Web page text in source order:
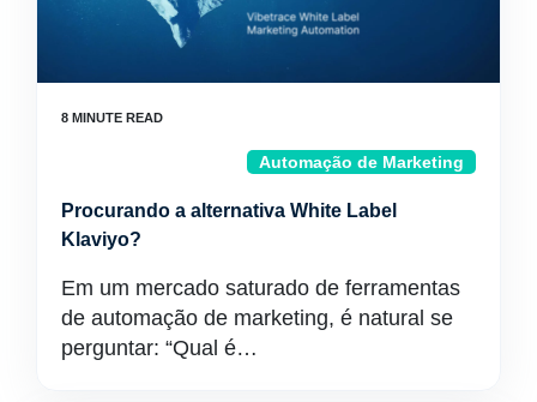
Automação de Marketing
Procurando a alternativa White Label
Klaviyo?
Em um mercado saturado de ferramentas
de automação de marketing, é natural se
perguntar: “Qual é…